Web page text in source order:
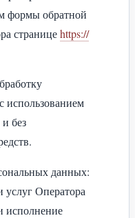
формы обратной
страницеhttps://
использованием
без
данных:
услуг Оператора
исполнение